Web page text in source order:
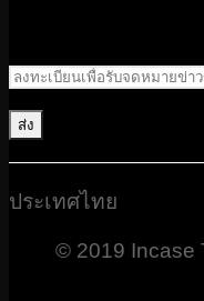
ประเทศไทย
© 2019 Incase